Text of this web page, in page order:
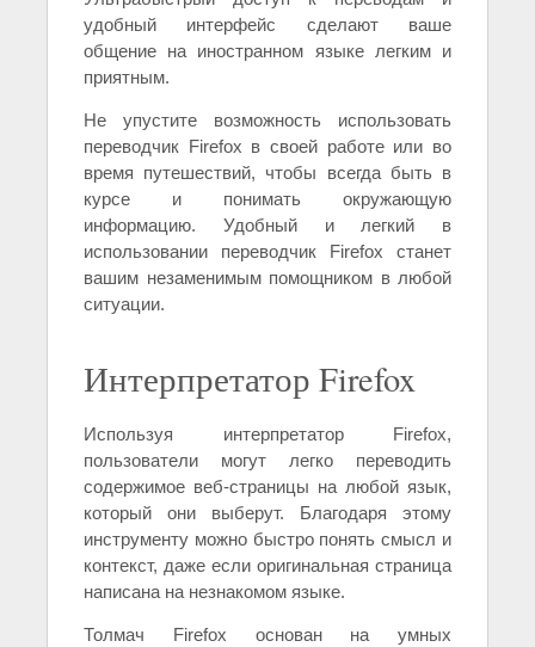
удобный интерфейс сделают ваше
общение на иностранном языке легким и
приятным.
Не упустите возможность использовать
переводчик Firefox в своей работе или во
время путешествий, чтобы всегда быть в
курсе и понимать окружающую
информацию. Удобный и легкий в
использовании переводчик Firefox станет
вашим незаменимым помощником в любой
ситуации.
Интерпретатор Firefox
Используя интерпретатор Firefox,
пользователи могут легко переводить
содержимое веб-страницы на любой язык,
который они выберут. Благодаря этому
инструменту можно быстро понять смысл и
контекст, даже если оригинальная страница
написана на незнакомом языке.
Толмач Firefox основан на умных